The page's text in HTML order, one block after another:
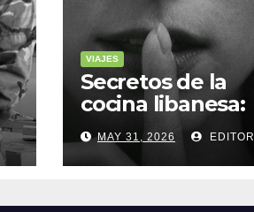
VIAJES
Secretos de la
cocina libanesa:
sabores que
cuentan historias
MAY 31, 2026 EDITOR